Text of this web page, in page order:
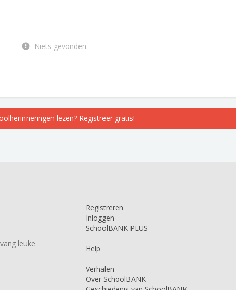
Niets gevonden
lezen? Registreer gratis!
leuke
Registreren
Inloggen
SchoolBANK PLUS
Help
Verhalen
Over SchoolBANK